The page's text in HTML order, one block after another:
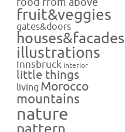
food from above
fruit&veggies
gates&doors
houses&facades
illustrations
Innsbruck interior
little things
living Morocco
mountains
nature